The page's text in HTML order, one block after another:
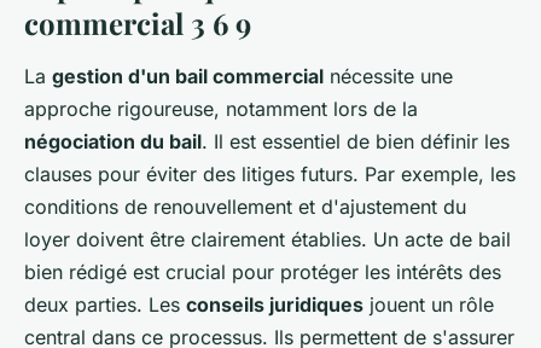
commercial 3 6 9
La gestion d'un bail commercial nécessite une
approche rigoureuse, notamment lors de la
négociation du bail. Il est essentiel de bien définir les
clauses pour éviter des litiges futurs. Par exemple, les
conditions de renouvellement et d'ajustement du
loyer doivent être clairement établies. Un acte de bail
bien rédigé est crucial pour protéger les intérêts des
deux parties. Les conseils juridiques jouent un rôle
central dans ce processus. Ils permettent de s'assurer